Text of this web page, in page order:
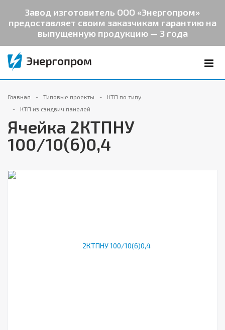
Завод изготовитель ООО «Энергопром»
предоставляет своим заказчикам гарантию на
выпущенную продукцию — 3 года
Главная Типовые проекты
КТП по типу
КТП из сэндвич панелей
Ячейка 2КТПНУ
100/10(6)0,4